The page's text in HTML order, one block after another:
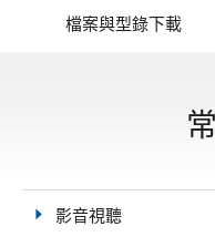
檔案與型錄下載
影音視聽